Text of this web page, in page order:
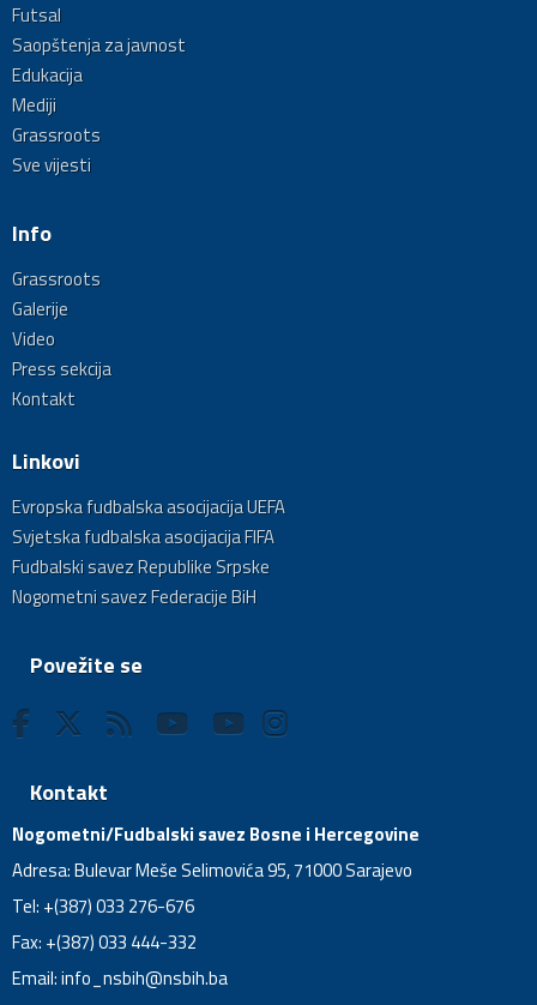
Futsal
Saopštenja za javnost
Edukacija
Mediji
Grassroots
Sve vijesti
Info
Grassroots
Galerije
Video
Press sekcija
Kontakt
Linkovi
Evropska fudbalska asocijacija UEFA
Svjetska fudbalska asocijacija FIFA
Fudbalski savez Republike Srpske
Nogometni savez Federacije BiH
Povežite se
Kontakt
Nogometni/Fudbalski savez Bosne i Hercegovine
Adresa: Bulevar Meše Selimovića 95, 71000 Sarajevo
Tel: +(387) 033 276-676
Fax: +(387) 033 444-332
Email:info_nsbih@nsbih.ba